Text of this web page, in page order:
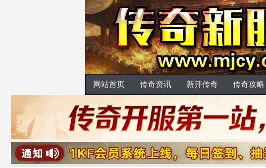
网站首页 传奇资讯 新开传奇 传奇攻略